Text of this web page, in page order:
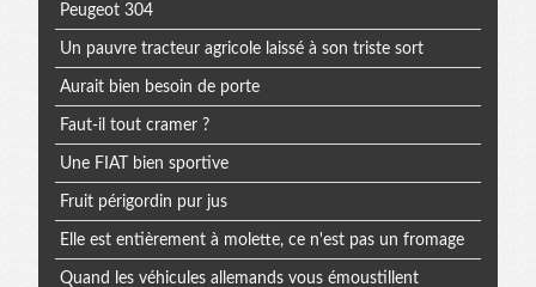
Peugeot 304
Un pauvre tracteur agricole laissé à son triste sort
Aurait bien besoin de porte
Faut-il tout cramer ?
Une FIAT bien sportive
Fruit périgordin pur jus
Elle est entièrement à molette, ce n'est pas un fromage
Quand les véhicules allemands vous émoustillent